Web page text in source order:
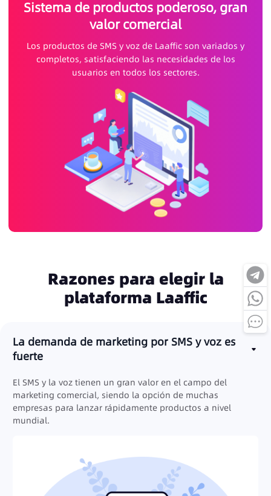
Sistema de productos poderoso, gran
valor comercial
Los productos de SMS y voz de Laaffic son variados y
completos, satisfaciendo las necesidades de los
usuarios en todos los sectores.
Razones para elegir la
plataforma Laaffic
La demanda de marketing por SMS y voz es
fuerte
El SMS y la voz tienen un gran valor en el campo del
marketing comercial, siendo la opción de muchas
empresas para lanzar rápidamente productos a nivel
mundial.